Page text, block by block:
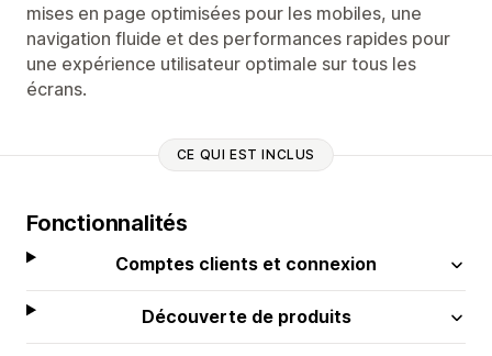
mises en page optimisées pour les mobiles, une
navigation fluide et des performances rapides pour
une expérience utilisateur optimale sur tous les
écrans.
CE QUI EST INCLUS
Fonctionnalités
Comptes clients et connexion
Découverte de produits